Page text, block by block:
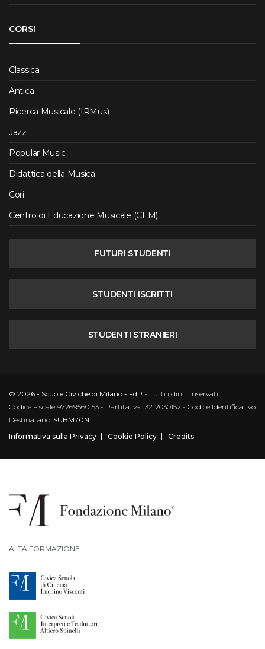
CORSI
Classica
Antica
Ricerca Musicale (IRMus)
Jazz
Popular Music
Didattica della Musica
Cori
Centro di Educazione Musicale (CEM)
FUTURI STUDENTI
STUDENTI ISCRITTI
STUDENTI STRANIERI
© 2026 - Scuole Civiche di Milano - FdP - Tutti i diritti riservati
Codice Fiscale 97269560153 - Partita Iva 13212030152 - Codice Identificativo
Destinatario: SUBM70N
Informativa sulla Privacy
Cookie Policy Credits
ALTA FORMAZIONE